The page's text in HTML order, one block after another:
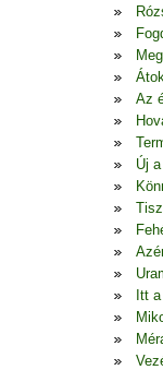
Az
Új
Itt